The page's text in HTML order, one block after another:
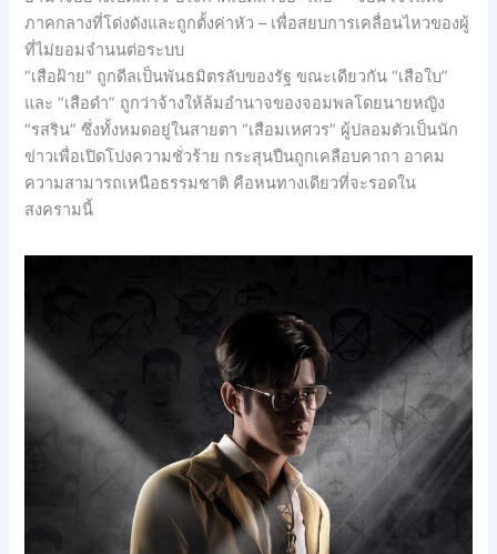
ภาคกลางที่โด่งดังและถูกตั้งค่าหัว – เพื่อสยบการเคลื่อนไหวของผู้
ที่ไม่ยอมจำนนต่อระบบ
“เสือฝ้าย” ถูกดีลเป็นพันธมิตรลับของรัฐ ขณะเดียวกัน “เสือใบ”
และ “เสือดำ” ถูกว่าจ้างให้ล้มอำนาจของจอมพลโดยนายหญิง
“รสริน” ซึ่งทั้งหมดอยู่ในสายตา “เสือมเหศวร” ผู้ปลอมตัวเป็นนัก
ข่าวเพื่อเปิดโปงความชั่วร้าย กระสุนปืนถูกเคลือบคาถา อาคม
ความสามารถเหนือธรรมชาติ คือหนทางเดียวที่จะรอดใน
สงครามนี้